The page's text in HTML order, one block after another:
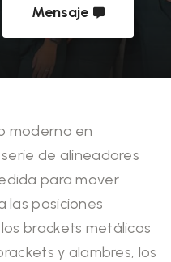
Mensaje
moderno en
de alineadores
para mover
las posiciones
brackets metálicos
y alambres, los